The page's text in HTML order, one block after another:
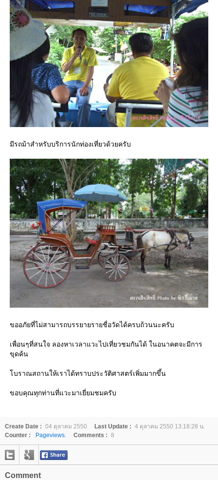
มีรถม้าสำหรับบริการนักท่องเที่ยวด้วยครับ
ขออภัยที่ไม่สามารถบรรยายรายชื่อวัดได้ครบถ้วนนะครับ
เพื่อนๆที่สนใจ ลองหาเวลาแวะไปเที่ยวชมกันได้ ในอนาคตจะมีการ
ขุดค้น
โบราณสถานให้เราได้ทราบประวัติศาสตร์เพิ่มมากขึ้น
ขอบคุณทุกท่านที่แวะมาเยี่ยมชมครับ
Create Date : 04 ตุลาคม 2550 Last Update : 4 ตุลาคม 2550 13:18:28 น.
Counter :
Pageviews. Comments : 8
Comment